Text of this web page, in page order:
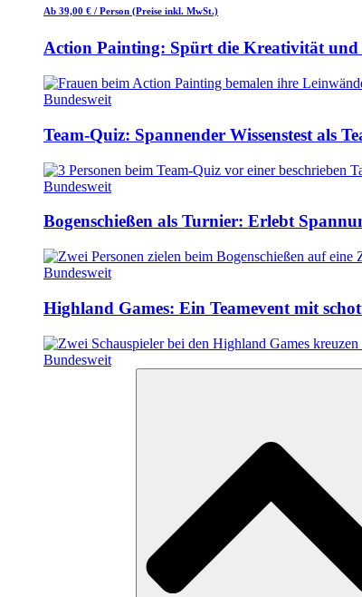
Ab 39,00 € / Person (Preise inkl. MwSt.)
Action Painting: Spürt die Kreativität und
Bundesweit
Team-Quiz: Spannender Wissenstest als
Bundesweit
Bogenschießen als Turnier: Erlebt
Bundesweit
Highland Games: Ein Teamevent mit
Bundesweit